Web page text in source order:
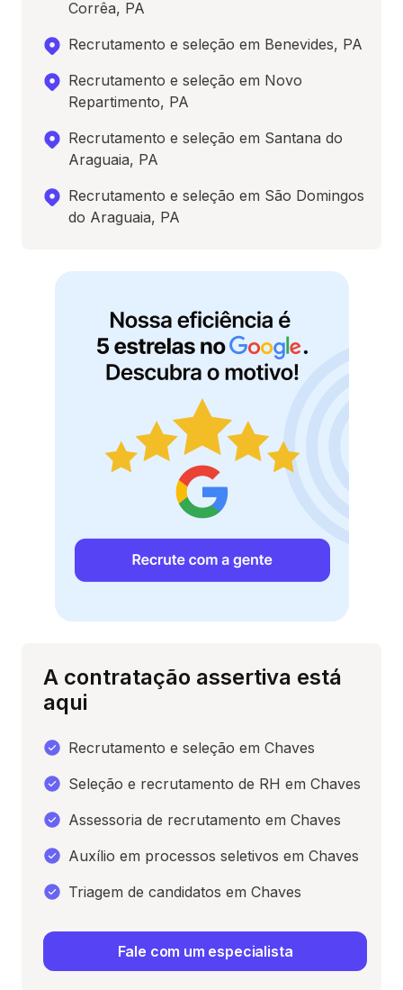
Corrêa, PA
Recrutamento e seleção em Benevides, PA
Recrutamento e seleção em Novo
Repartimento, PA
Recrutamento e seleção em Santana do
Araguaia, PA
Recrutamento e seleção em São Domingos
do Araguaia, PA
A contratação assertiva está
aqui
Recrutamento e seleção em Chaves
Seleção e recrutamento de RH em Chaves
Assessoria de recrutamento em Chaves
Auxílio em processos seletivos em Chaves
Triagem de candidatos em Chaves
Fale com um especialista